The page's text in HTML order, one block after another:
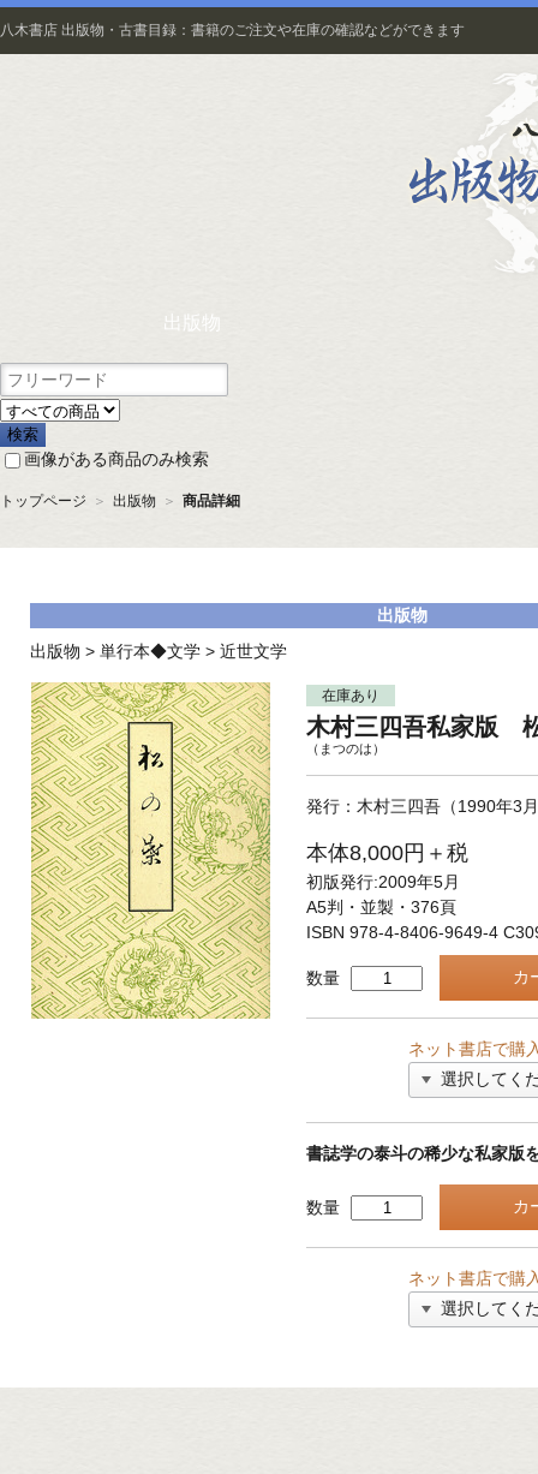
八木書店 出版物・古書目録：書籍のご注文や在庫の確認などができます
出版物
画像がある商品のみ検索
トップページ ＞ 出版物 ＞ 商品詳細
出版物
出版物 > 単行本◆文学 > 近世文学
在庫あり
木村三四吾私家版
（まつのは）
発行：木村三四吾（1990年3
本体8,000円＋税
初版発行:2009年5月
A5判・並製・376頁
ISBN 978-4-8406-9649-4
数量
ネット書店で購
書誌学の泰斗の稀少な私家版
数量
ネット書店で購